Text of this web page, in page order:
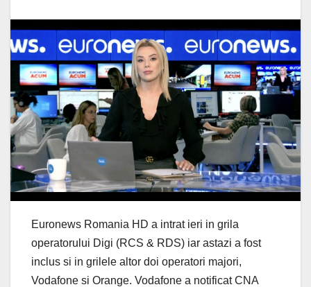
Euronews Romania HD a intrat ieri in grila
operatorului Digi (RCS & RDS) iar astazi a fost
inclus si in grilele altor doi operatori majori,
Vodafone si Orange. Vodafone a notificat CNA